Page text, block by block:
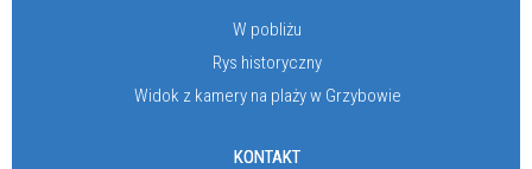
W pobliżu
Rys historyczny
Widok z kamery na plaży w Grzybowie
KONTAKT